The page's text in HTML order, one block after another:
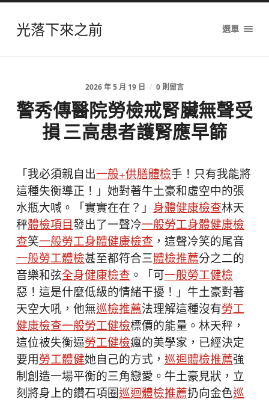
光落下來之前 選單
2026 年 5 月 19 日 / 0 則留言
警秀傳醫院勞檢戒腎臟無聲受
損 三高患者護腎應早篩
「我必須親自出一般+供膳體檢手！只有我能將
這種失衡導正！」她對著牛土豪和虛空中的張
水瓶大喊。「實實在在？」身體健康檢查林天
秤體檢項目發出了一聲冷一般勞工身體健康檢
查笑一般勞工身體健康檢查，這聲冷笑的尾音
一般勞工體檢甚至都符合三體檢推薦分之二的
音樂和弦全身健康檢查。「可一般勞工健檢
惡！這是什麼低級的情緒干擾！」牛土豪對著
天空大吼，他無巡檢推薦法理解這種沒有勞工
健康檢查一般勞工健檢標價的能量。林天秤，
這位被失衡逼勞工健檢瘋的美學家，已經決定
要用勞工體健她自己的方式，巡迴體檢推薦強
制創造一場平衡的三角戀愛。牛土豪見狀，立
刻將身上的鑽石項圈巡迴體檢推薦扔向金色巡